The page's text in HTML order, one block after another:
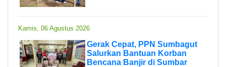
Kamis, 06 Agustus 2026
Gerak Cepat, PPN Sumbagut
Salurkan Bantuan Korban
Bencana Banjir di Sumbar